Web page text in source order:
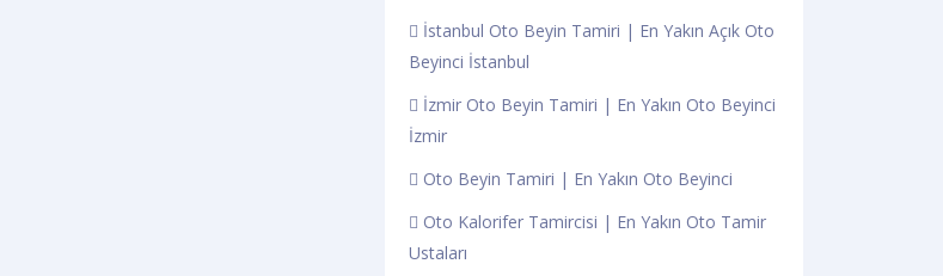
İstanbul Oto Beyin Tamiri | En Yakın Açık Oto
Beyinci İstanbul
İzmir Oto Beyin Tamiri | En Yakın Oto Beyinci
İzmir
Oto Beyin Tamiri | En Yakın Oto Beyinci
Oto Kalorifer Tamircisi | En Yakın Oto Tamir
Ustaları